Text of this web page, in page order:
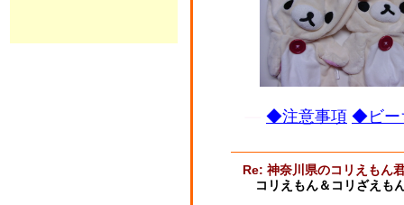
◆注意事項 ◆ビー
Re: 神奈川県のコリえもん
コリえもん＆コリざえも